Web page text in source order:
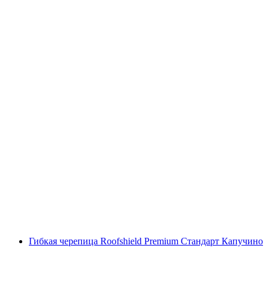
Гибкая черепица Roofshield Premium Стандарт Капучино